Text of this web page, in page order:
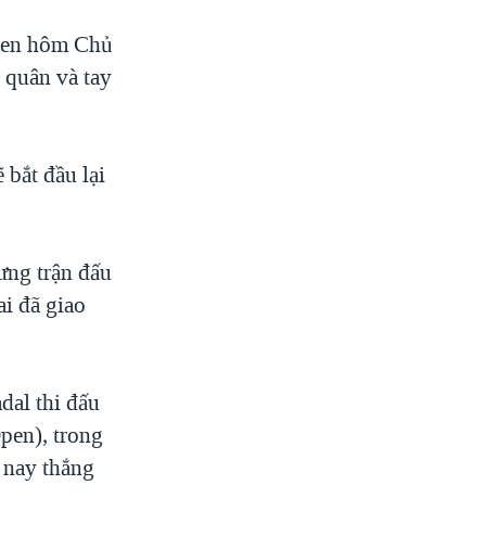
hôm Chủ
và tay
bắt đầu lại
trận đấu
đã giao
thi đấu
trong
thắng